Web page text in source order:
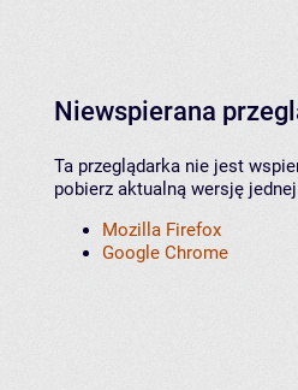
Niewspierana
Ta przeglądarka nie jest
pobierz aktualną wersję
Mozilla Firefox
Google Chrome